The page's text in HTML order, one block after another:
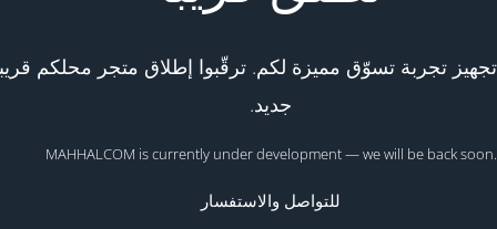
تجربة تسوّق مميزة لكم. ترقّبوا إطلاق متجر محلكم
جديد.
MAHHALCOM is currently under development — we will be back soon.
للتواصل والاستفسار